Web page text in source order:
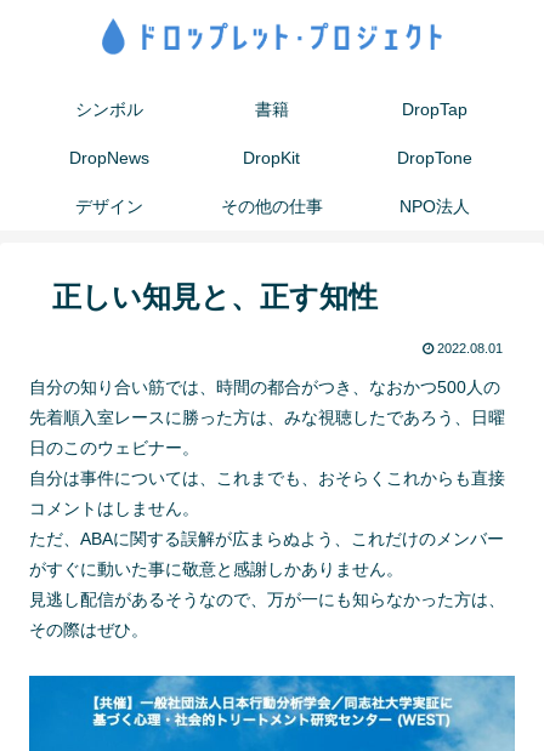
シンボル 書籍 DropTap
DropNews DropKit DropTone
デザイン その他の仕事 NPO法人
正しい知見と、正す知性
2022.08.01
自分の知り合い筋では、時間の都合がつき、なおかつ500人の
先着順入室レースに勝った方は、みな視聴したであろう、日曜
日のこのウェビナー。
自分は事件については、これまでも、おそらくこれからも直接
コメントはしません。
ただ、ABAに関する誤解が広まらぬよう、これだけのメンバー
がすぐに動いた事に敬意と感謝しかありません。
見逃し配信があるそうなので、万が一にも知らなかった方は、
その際はぜひ。